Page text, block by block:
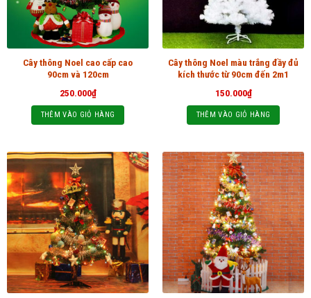
Cây thông Noel cao cấp cao
90cm và 120cm
250.000₫
THÊM VÀO GIỎ HÀNG
Cây thông Noel màu trắng đầy đủ
kích thước từ 90cm đến 2m1
150.000₫
THÊM VÀO GIỎ HÀNG